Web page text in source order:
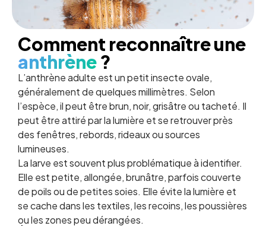
Comment reconnaître une
anthrène?
L’anthrène adulte est un petit insecte ovale,
généralement de quelques millimètres. Selon
l’espèce, il peut être brun, noir, grisâtre ou tacheté. Il
peut être attiré par la lumière et se retrouver près
des fenêtres, rebords, rideaux ou sources
lumineuses.
La larve est souvent plus problématique à identifier.
Elle est petite, allongée, brunâtre, parfois couverte
de poils ou de petites soies. Elle évite la lumière et
se cache dans les textiles, les recoins, les poussières
ou les zones peu dérangées.